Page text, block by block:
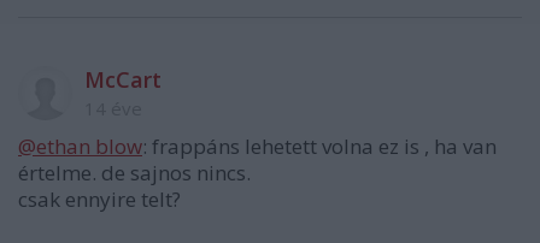
McCart
@ethan blow: frappáns lehetett volna ez is , ha van
értelme. de sajnos nincs.
csak ennyire telt?